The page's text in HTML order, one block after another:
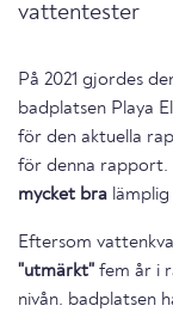
vattentester
På 2021 gjordes
badplatsen Playa
för den aktuella
för denna rapport.
mycket bra
Eftersom
"utmärkt" fem år i
nivån. badplatsen